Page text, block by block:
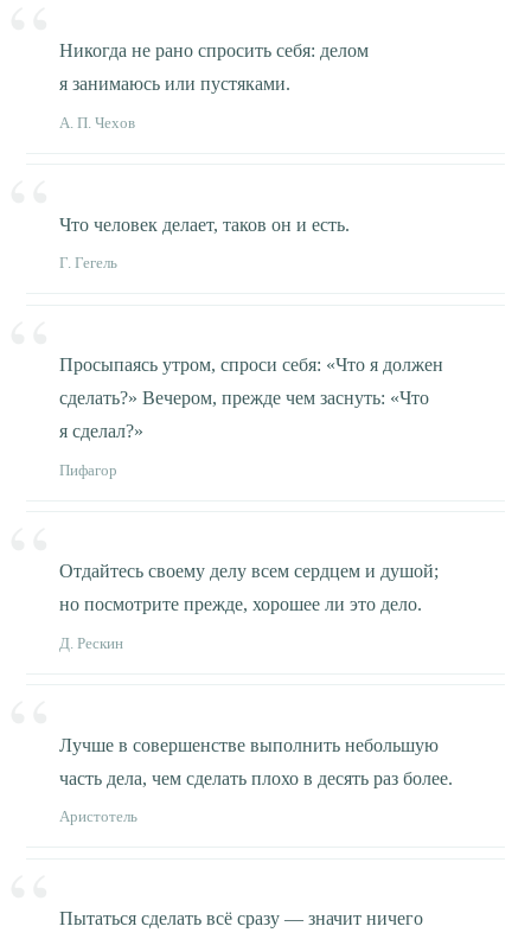
Никогда не рано спросить себя: делом
я занимаюсь или пустяками.
А. П. Чехов
Что человек делает, таков он и есть.
Г. Гегель
Просыпаясь утром, спроси себя: «Что я должен
сделать?» Вечером, прежде чем заснуть: «Что
я сделал?»
Пифагор
Отдайтесь своему делу всем сердцем и душой;
но посмотрите прежде, хорошее ли это дело.
Д. Рескин
Лучше в совершенстве выполнить небольшую
часть дела, чем сделать плохо в десять раз более.
Аристотель
Пытаться сделать всё сразу — значит ничего